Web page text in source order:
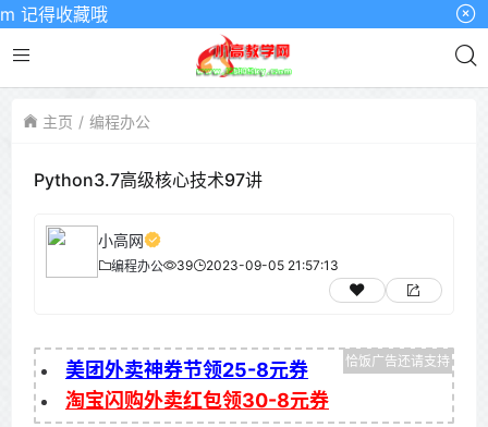
得收藏哦
主页 编程办公
Python3.7高级核心技术97讲
小高网
编程办公 39 2023-09-05 21:57:13
美团外卖神券节领25-8元券
淘宝闪购外卖红包领30-8元券